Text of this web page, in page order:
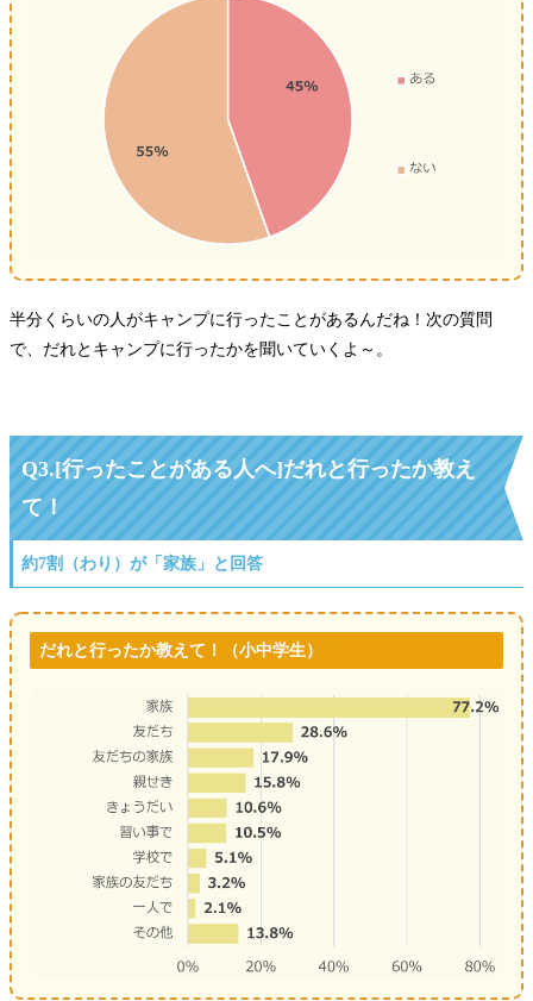
半分くらいの人がキャンプに行ったことがあるんだね！次の質問
で、だれとキャンプに行ったかを聞いていくよ～。
Q3.[行ったことがある人へ]だれと行ったか教え
て！
約7割（わり）が「家族」と回答
だれと行ったか教えて！（小中学生）